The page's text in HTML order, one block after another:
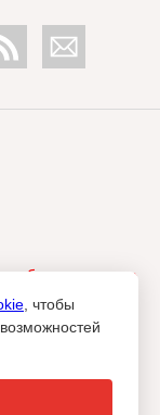
брендингового
только при
, чтобы